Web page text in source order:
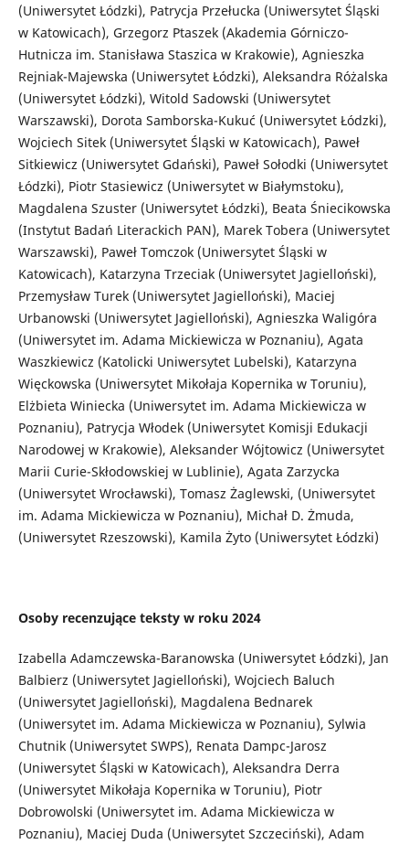
(Uniwersytet Łódzki), Patrycja Przełucka (Uniwersytet Śląski
w Katowicach), Grzegorz Ptaszek (Akademia Górniczo-
Hutnicza im. Stanisława Staszica w Krakowie), Agnieszka
Rejniak-Majewska (Uniwersytet Łódzki), Aleksandra Różalska
(Uniwersytet Łódzki), Witold Sadowski (Uniwersytet
Warszawski), Dorota Samborska-Kukuć (Uniwersytet Łódzki),
Wojciech Sitek (Uniwersytet Śląski w Katowicach), Paweł
Sitkiewicz (Uniwersytet Gdański), Paweł Sołodki (Uniwersytet
Łódzki), Piotr Stasiewicz (Uniwersytet w Białymstoku),
Magdalena Szuster (Uniwersytet Łódzki), Beata Śniecikowska
(Instytut Badań Literackich PAN), Marek Tobera (Uniwersytet
Warszawski), Paweł Tomczok (Uniwersytet Śląski w
Katowicach), Katarzyna Trzeciak (Uniwersytet Jagielloński),
Przemysław Turek (Uniwersytet Jagielloński), Maciej
Urbanowski (Uniwersytet Jagielloński), Agnieszka Waligóra
(Uniwersytet im. Adama Mickiewicza w Poznaniu), Agata
Waszkiewicz (Katolicki Uniwersytet Lubelski), Katarzyna
Więckowska (Uniwersytet Mikołaja Kopernika w Toruniu),
Elżbieta Winiecka (Uniwersytet im. Adama Mickiewicza w
Poznaniu), Patrycja Włodek (Uniwersytet Komisji Edukacji
Narodowej w Krakowie), Aleksander Wójtowicz (Uniwersytet
Marii Curie-Skłodowskiej w Lublinie), Agata Zarzycka
(Uniwersytet Wrocławski), Tomasz Żaglewski, (Uniwersytet
im. Adama Mickiewicza w Poznaniu), Michał D. Żmuda,
(Uniwersytet Rzeszowski), Kamila Żyto (Uniwersytet Łódzki)
Osoby recenzujące teksty w roku 2024
Izabella Adamczewska-Baranowska (Uniwersytet Łódzki), Jan
Balbierz (Uniwersytet Jagielloński), Wojciech Baluch
(Uniwersytet Jagielloński), Magdalena Bednarek
(Uniwersytet im. Adama Mickiewicza w Poznaniu), Sylwia
Chutnik (Uniwersytet SWPS), Renata Dampc-Jarosz
(Uniwersytet Śląski w Katowicach), Aleksandra Derra
(Uniwersytet Mikołaja Kopernika w Toruniu), Piotr
Dobrowolski (Uniwersytet im. Adama Mickiewicza w
Poznaniu), Maciej Duda (Uniwersytet Szczeciński), Adam